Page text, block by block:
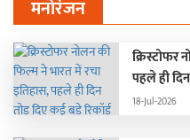
मनोरंजन
क्रिस्टोफर
पहले ही
18-Jul-2026